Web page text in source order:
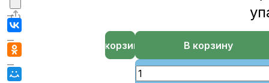
В корзину
В корзине